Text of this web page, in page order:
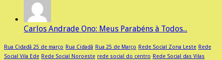
Carlos Andrade Ono: Meus Parabéns à Todos...
Rua Cidadã 25 de março Rua Cidadã Rua 25 de Março Rede Social Zona Leste Rede
Social Vila Ede Rede Social Noroeste rede social do centro Rede Social das Vilas